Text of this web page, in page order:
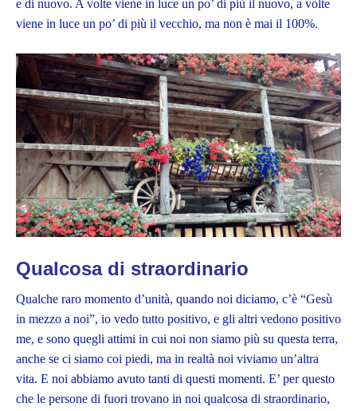
e di nuovo. A volte viene in luce un po’ di più il nuovo, a volte
viene in luce un po’ di più il vecchio, ma non è mai il 100%.
Qualcosa di straordinario
Qualche raro momento d’unità, quando noi diciamo, c’è “Gesù
in mezzo a noi”, io vedo tutto positivo, e gli altri vedono positivo
me, e sono quegli attimi in cui noi non siamo più su questa terra,
anche se ci siamo coi piedi, ma in realtà noi viviamo un’altra
vita. E noi abbiamo avuto tanti di questi momenti. E’ per questo
che le persone di fuori trovano in noi qualcosa di straordinario,